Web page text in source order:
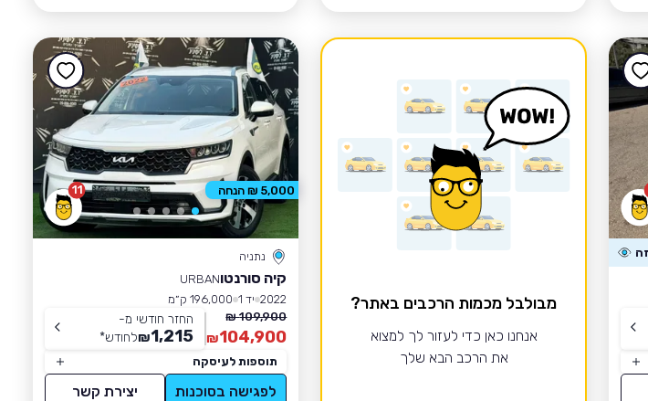
מבולבל מכמות הרכבים באתר?
אנחנו כאן כדי לעזור לך למצוא
את הרכב הבא שלך
11
נתניה
קיה סורנטוURBAN
2022 יד 1
196,000 ק״מ
109,900 ₪
104,900
₪
החזר חודשי מ-
1,215
₪לחודש*
תוספות לעיסקה
לפגישה בסוכנות יצירת קשר
5,000 ₪ הנחה